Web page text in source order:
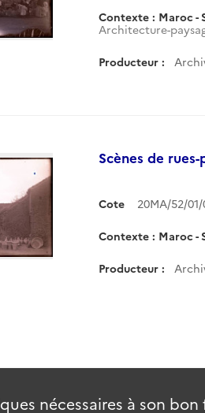
Contexte : Maroc -
Architecture-
Producteur :
Scènes de
Cote 20MA/52/
Contexte : Maroc -
Producteur :
nécessaires à son